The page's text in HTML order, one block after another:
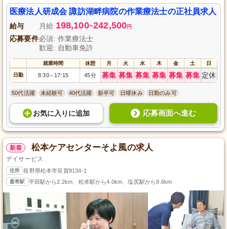
医療法人研成会 諏訪湖畔病院の作業療法士の正社員求人
給与 月給 198,100~242,500円
応募要件必須: 作業療法士
歓迎: 自動車免許
就業時間 休憩 月 火 水 木 金 土 日
日勤 8:30～ 17:15 45分 募集 募集 募集 募集 募集 募集 定休
50代活躍 未経験可 40代活躍 新卒可 日曜休み 日勤のみ可
お気に入り に追加 応募画面へ進む
新着 松本ケアセンターそよ風の求人
デイサービス
住所 長野県松本市笹賀8134‐1
最寄駅 平田駅から2.2km、松本駅から4.0km、塩尻駅から9.6km